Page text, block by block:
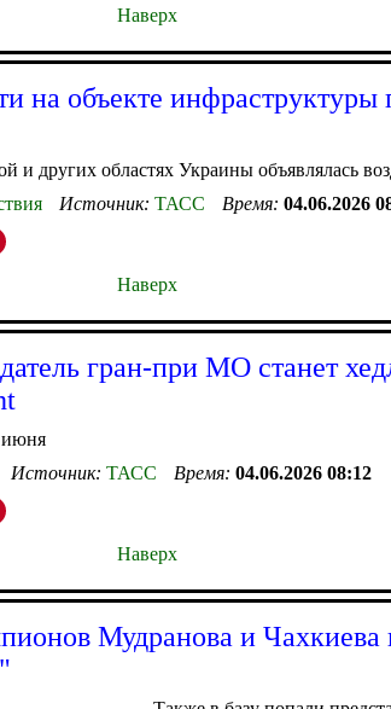
Наверх
на объекте инфраструктуры
и других областях Украины объявлялась
Источник: ТАСС Время: 04.06.2026
Наверх
гран-при МО станет
июня
Источник: ТАСС Время: 04.06.2026 08:12
Наверх
Мудранова и Чахкиева